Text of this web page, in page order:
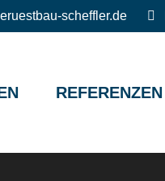
scheffler.de
REFERENZEN